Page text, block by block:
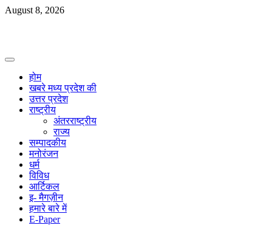
Skip
August 8, 2026
Primary
होम
खबरे मध्य प्रदेश की
उत्तर प्रदेश
राष्ट्रीय
अंतरराष्ट्रीय
राज्य
सम्पादकीय
मनोरंजन
धर्म
विविध
आर्टिकल
इ- मैगज़ीन
हमारे बारे में
E-Paper